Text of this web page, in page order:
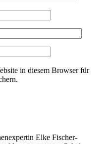
in diesem Browser für